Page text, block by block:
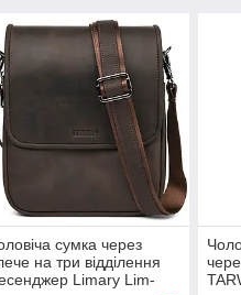
сумка через
на три відділення
Limary Lim-